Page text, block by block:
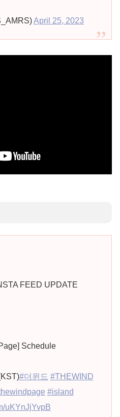
April 25, 2023
FEED UPDATE
Schedule
#더윈드 #THEWIND
#island
uKYnJjYvpB